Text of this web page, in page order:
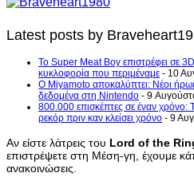
Latest posts by
Το Super Meat Boy επιστρέφει σε
κυκλοφορία που περιμέναμε - 10
Ο Miyamoto αποκαλύπτει: Νέοι
δεδομένα στη Nintendo - 9
800.000 επισκέπτες σε έναν
ρεκόρ πριν καν κλείσει χρόνο - 9
Αν είστε λάτρεις του Lord of the
επιστρέψετε στη Μέση-γη, έχουμε
ανακοινώσεις.